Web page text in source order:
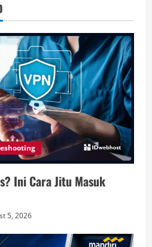
Ini Cara Jitu Masuk
5, 2026